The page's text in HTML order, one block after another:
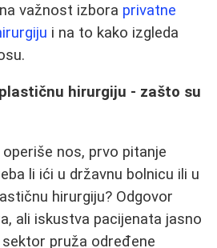
važnost izbora privatne
i na to kako izgleda
hirurgiju - zašto su
nos, prvo pitanje
li ići u državnu bolnicu ili u
hirurgiju? Odgovor
ali iskustva pacijenata jasno
pruža određene